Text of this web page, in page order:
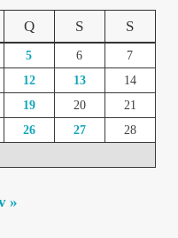
Q S S
5 6
7
12 13
14
19 20
21
26 27
28
»